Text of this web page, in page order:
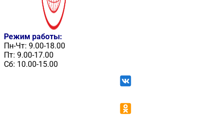
Режим работы:
Пн-Чт: 9.00-18.00
Пт: 9.00-17.00
Сб: 10.00-15.00